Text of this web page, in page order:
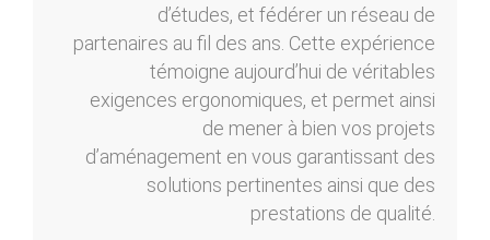
d’études, et fédérer un réseau de
partenaires au fil des ans. Cette expérience
témoigne aujourd’hui de véritables
exigences ergonomiques, et permet ainsi
de mener à bien vos projets
d’aménagement en vous garantissant des
solutions pertinentes ainsi que des
prestations de qualité.